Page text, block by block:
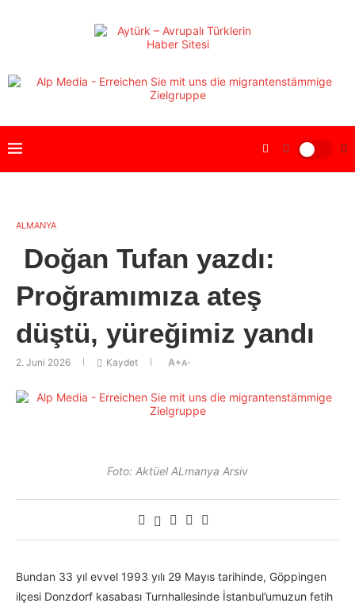
ALMANYA
Doğan Tufan yazdı:
Proğramımıza ateş
düştü, yüreğimiz yandı
2. Juni 2026 Kaydet A+A-
Foto: Aktüel ALmanya Arsiv
Bundan 33 yıl evvel 1993 yılı 29 Mayıs tarihinde, Göppingen
ilçesi Donzdorf kasabası Turnhallesinde İstanbul’umuzun fetih